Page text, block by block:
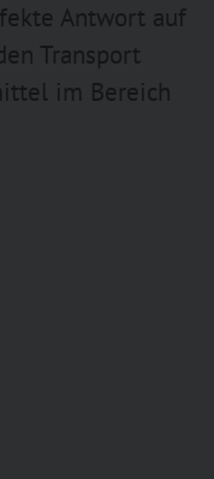
Antwort auf
Transport
im Bereich